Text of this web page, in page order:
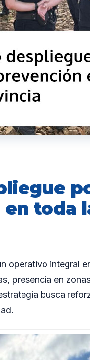
toda
operativo integral
presencia en
busca